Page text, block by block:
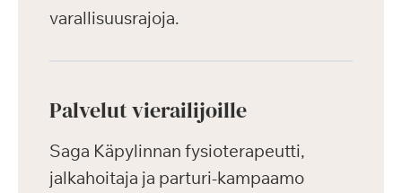
varallisuusrajoja.
Palvelut vierailijoille
Saga Käpylinnan fysioterapeutti,
jalkahoitaja ja parturi-kampaamo